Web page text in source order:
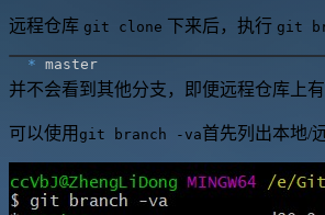
远程仓库 git clone 下来后，执行 git
*
并不会看到其他分支，即便远程仓库上有
可以使用 git branch -va首先列出本地/